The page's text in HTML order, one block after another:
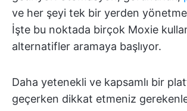
ve her şeyi tek bir yerden
İşte bu noktada birçok Moxie
alternatifler aramaya başlıyor.
Daha yetenekli ve kapsamlı bir
geçerken dikkat etmeniz